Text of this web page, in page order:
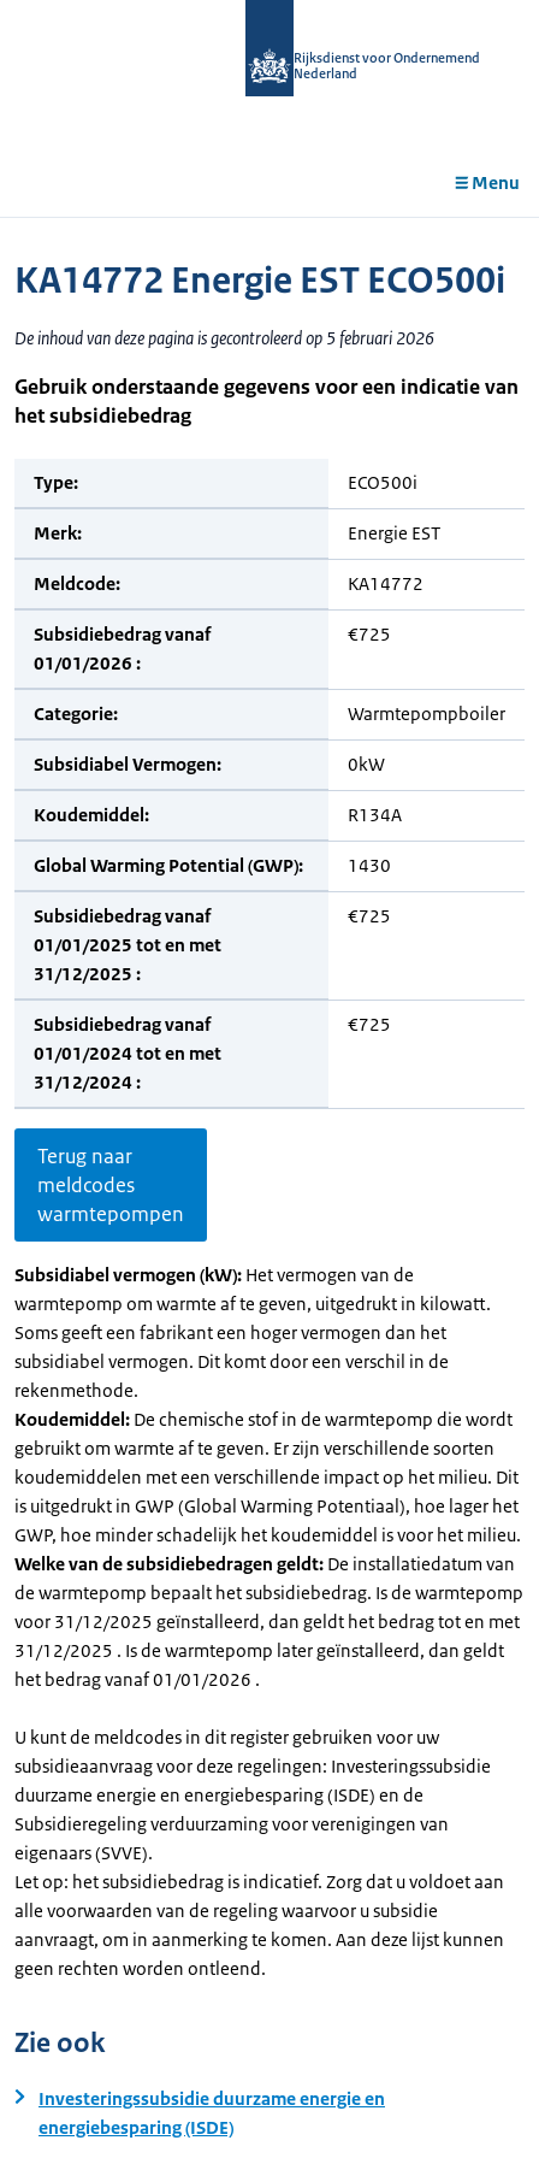
Rijksdienst voor Ondernemend
Nederland
Menu
KA14772 Energie EST ECO500i
De inhoud van deze pagina is gecontroleerd op 5 februari 2026
Gebruik onderstaande gegevens voor een indicatie van
het subsidiebedrag
Type: ECO500i
Merk: Energie EST
Meldcode: KA14772
Subsidiebedrag vanaf
01/01/2026 :
€725
Categorie: Warmtepompboiler
Subsidiabel Vermogen: 0kW
Koudemiddel: R134A
Global Warming Potential (GWP): 1430
Subsidiebedrag vanaf
01/01/2025 tot en met
31/12/2025 :
€725
Subsidiebedrag vanaf
01/01/2024 tot en met
31/12/2024 :
€725
Terug naar
meldcodes
warmtepompen
Subsidiabel vermogen (kW): Het vermogen van de
warmtepomp om warmte af te geven, uitgedrukt in kilowatt.
Soms geeft een fabrikant een hoger vermogen dan het
subsidiabel vermogen. Dit komt door een verschil in de
rekenmethode.
Koudemiddel: De chemische stof in de warmtepomp die wordt
gebruikt om warmte af te geven. Er zijn verschillende soorten
koudemiddelen met een verschillende impact op het milieu. Dit
is uitgedrukt in GWP (Global Warming Potentiaal), hoe lager het
GWP, hoe minder schadelijk het koudemiddel is voor het milieu.
Welke van de subsidiebedragen geldt: De installatiedatum van
de warmtepomp bepaalt het subsidiebedrag. Is de warmtepomp
voor 31/12/2025 geïnstalleerd, dan geldt het bedrag tot en met
31/12/2025 . Is de warmtepomp later geïnstalleerd, dan geldt
het bedrag vanaf 01/01/2026 .
U kunt de meldcodes in dit register gebruiken voor uw
subsidieaanvraag voor deze regelingen: Investeringssubsidie
duurzame energie en energiebesparing (ISDE) en de
Subsidieregeling verduurzaming voor verenigingen van
eigenaars (SVVE).
Let op: het subsidiebedrag is indicatief. Zorg dat u voldoet aan
alle voorwaarden van de regeling waarvoor u subsidie
aanvraagt, om in aanmerking te komen. Aan deze lijst kunnen
geen rechten worden ontleend.
Zie ook
Investeringssubsidie duurzame energie en
energiebesparing (ISDE)